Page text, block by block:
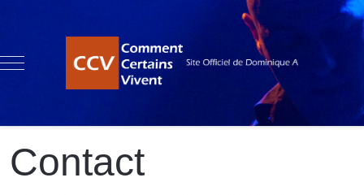
Mobile Menu Toggle
Contact